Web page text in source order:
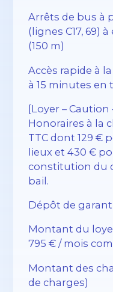
Arrêts de bus à
(lignes C17, 69)
(150 m)
Accès rapide à
à 15 minutes en
[Loyer – Caution
Honoraires à la
TTC dont 129 €
lieux et 430 €
constitution du
bail.
Dépôt de
Montant du
795 € / mois
Montant des
de charges)